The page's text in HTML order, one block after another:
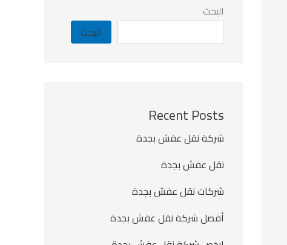
البحث
البحث
Recent Posts
شركة نقل عفش بجدة
نقل عفش بجدة
شركات نقل عفش بجدة
أفضل شركة نقل عفش بجدة